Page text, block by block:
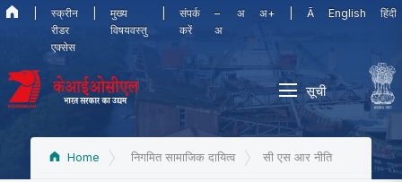
स्क्रीन
रीडर
एक्सेस
मुख्य
विषयवस्तु
संपर्क
करें
–
अ
अ अ+ Ā English हिंदी
सूची
Home निगमित सामाजिक दायित्‍व सी एस आर नीति